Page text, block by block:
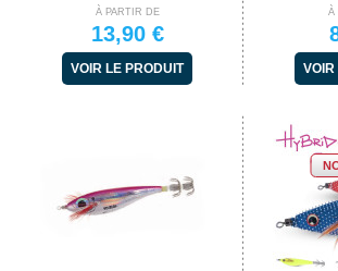
À PARTIR DE
13,90 €
VOIR LE PRODUIT
À
VOIR